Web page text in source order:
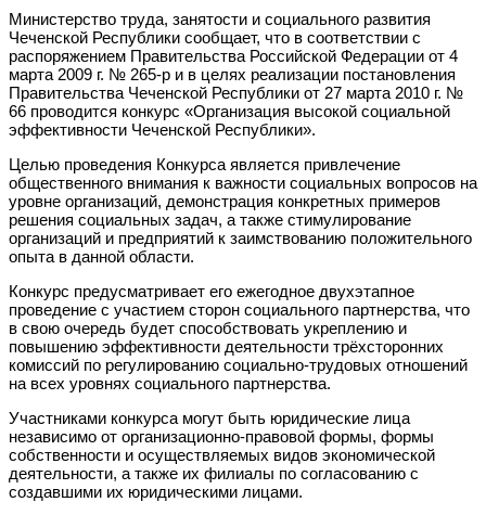
Министерство труда, занятости и социального развития
Чеченской Республики сообщает, что в соответствии с
распоряжением Правительства Российской Федерации от 4
марта 2009 г. № 265-р и в целях реализации постановления
Правительства Чеченской Республики от 27 марта 2010 г. №
66 проводится конкурс «Организация высокой социальной
эффективности Чеченской Республики».
Целью проведения Конкурса является привлечение
общественного внимания к важности социальных вопросов на
уровне организаций, демонстрация конкретных примеров
решения социальных задач, а также стимулирование
организаций и предприятий к заимствованию положительного
опыта в данной области.
Конкурс предусматривает его ежегодное двухэтапное
проведение с участием сторон социального партнерства, что
в свою очередь будет способствовать укреплению и
повышению эффективности деятельности трёхсторонних
комиссий по регулированию социально-трудовых отношений
на всех уровнях социального партнерства.
Участниками конкурса могут быть юридические лица
независимо от организационно-правовой формы, формы
собственности и осуществляемых видов экономической
деятельности, а также их филиалы по согласованию с
создавшими их юридическими лицами.